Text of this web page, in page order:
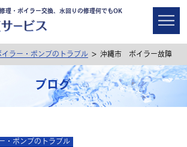
理・ボイラー交換、水回りの修理何でもOK
イラー・ポンプのトラブル > 沖縄市 ボイラー故障
ブログ
・ポンプのトラブル